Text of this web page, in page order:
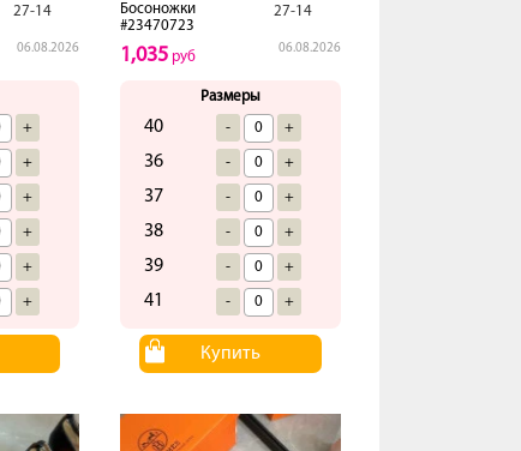
27-14
06.08.2026
+
+
+
+
+
+
Босоножки
#23470723
27-14
06.08.2026
1,035 руб
Размеры
40 - +
36 - +
37 - +
38 - +
39 - +
41 - +
Купить